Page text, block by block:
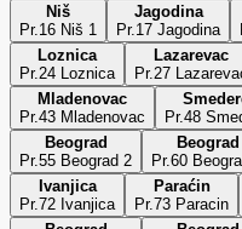
Niš
Pr.16 Niš 1
Jagodina
Pr.17 Jagodina
Loznica
Pr.24 Loznica
Lazarevac
Pr.27
Mladenovac
Pr.43 Mladenovac
Pr.48
Beograd
Pr.55 Beograd 2
Beograd
Pr.60
Ivanjica
Pr.72 Ivanjica
Paraćin
Pr.73 Paracin